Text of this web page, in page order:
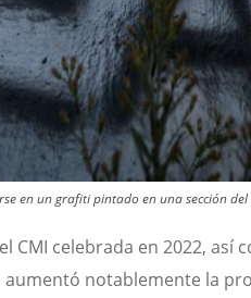
en un grafiti pintado en una sección
CMI celebrada en 2022, así
notablemente la